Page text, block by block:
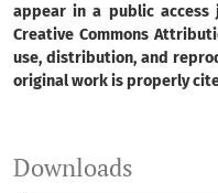
appear in a public access
Creative Commons
use, distribution, and
original work is properly
Downloads